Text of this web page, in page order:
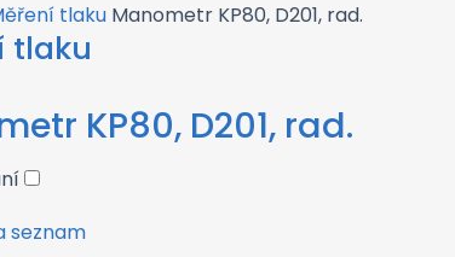
tlaku Manometr KP80, D201, rad.
tlaku
KP80, D201, rad.
seznam